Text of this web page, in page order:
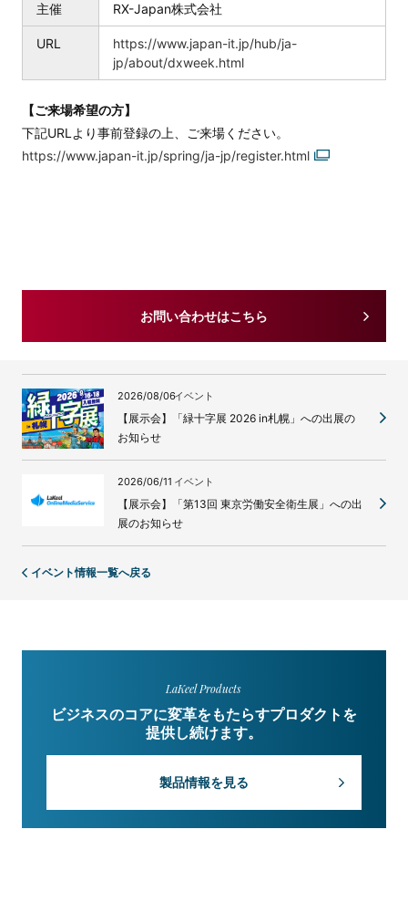
主催 RX-Japan株式会社
URL
https://www.japan-it.jp/hub/ja-
jp/about/dxweek.html
【ご来場希望の方】
下記URLより事前登録の上、ご来場ください。
https://www.japan-it.jp/spring/ja-jp/register.html
お問い合わせはこちら
2026/08/06イベント
【展示会】「緑十字展 2026 in札幌」への出展の
お知らせ
2026/06/11 イベント
【展示会】「第13回 東京労働安全衛生展」への出
展のお知らせ
イベント情報一覧へ戻る
LaKeel Products
ビジネスのコアに変革をもたらすプロダクトを
提供し続けます。
製品情報を見る